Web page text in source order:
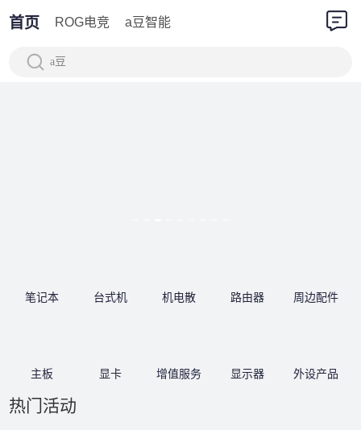
首页 ROG电竞 a豆智能
a豆
笔记本
主板
台式机
显卡
机电散
增值服务
路由器
显示器
周边配件
外设产品
热门活动